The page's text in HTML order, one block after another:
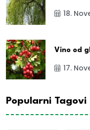
18.
Vino od
17.
Popularni Tagovi